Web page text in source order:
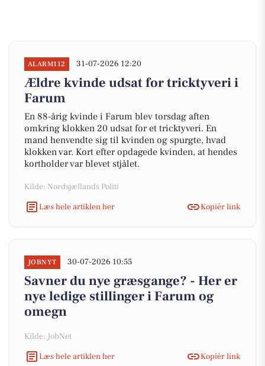
ALARM112 31-07-2026 12:20
Ældre kvinde udsat for tricktyveri i
Farum
En 88-årig kvinde i Farum blev torsdag aften
omkring klokken 20 udsat for et tricktyveri. En
mand henvendte sig til kvinden og spurgte, hvad
klokken var. Kort efter opdagede kvinden, at hendes
kortholder var blevet stjålet.
Kilde: Nordsjællands Politi
Læs hele artiklen her
Kopiér link
JOBNYT 30-07-2026 10:55
Savner du nye græsgange? - Her er
nye ledige stillinger i Farum og
omegn
Kilde: JobNet
Læs hele artiklen her
Kopiér link